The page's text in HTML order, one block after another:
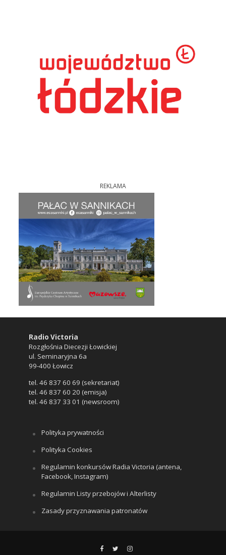
REKLAMA
Radio Victoria
Rozgłośnia Diecezji Łowickiej
ul. Seminaryjna 6a
99-400 Łowicz
tel. 46 837 60 69 (sekretariat)
tel. 46 837 60 20 (emisja)
tel. 46 837 33 01 (newsroom)
Polityka prywatności
Polityka Cookies
Regulamin konkursów Radia Victoria (antena,
Facebook, Instagram)
Regulamin Listy przebojów i Alterlisty
Zasady przyznawania patronatów